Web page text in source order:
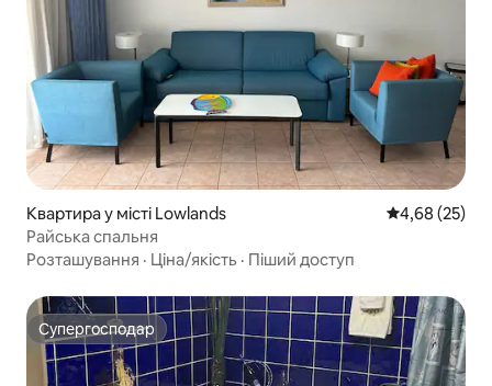
Квартира у місті Lowlands Середня
4,68 (25)
Райська спальня
Розташування · Ціна/якість · Піший доступ
Супергосподар
Супергосподар